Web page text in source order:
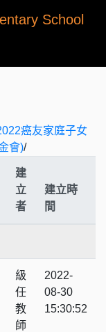
School
癌友家庭子女
會)/
建
立
者
建立時
間
級
任
教
師
2022-
08-30
15:30:52